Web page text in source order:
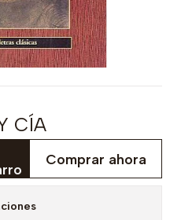
CÍA
Comprar ahora